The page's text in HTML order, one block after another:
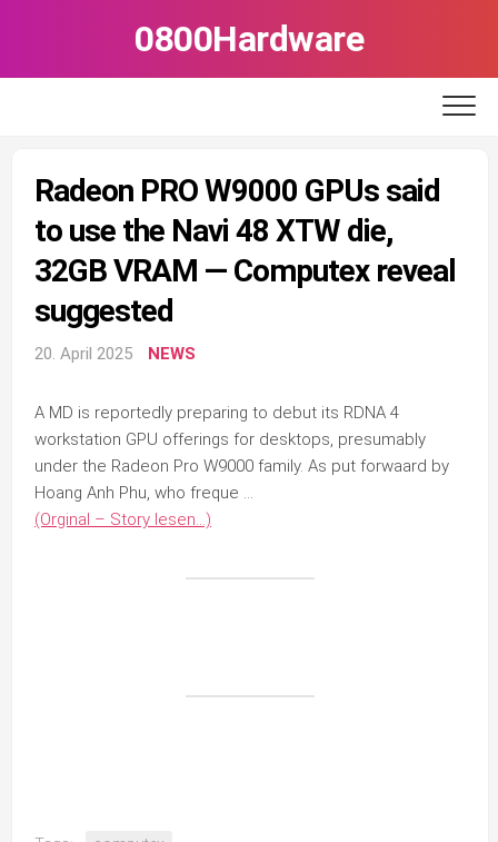
0800Hardware
Radeon PRO W9000 GPUs said
to use the Navi 48 XTW die,
32GB VRAM — Computex reveal
suggested
20. April 2025 NEWS
A MD is reportedly preparing to debut its RDNA 4
workstation GPU offerings for desktops, presumably
under the Radeon Pro W9000 family. As put forwaard by
Hoang Anh Phu, who freque …
(Orginal – Story lesen…)